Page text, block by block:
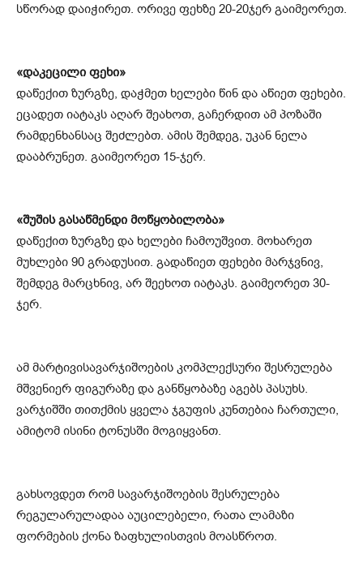
სწორად დაიჭირეთ. ორივე ფეხზე 20-20ჯერ გაიმეორეთ.
«დაკეცილი ფეხი»
დაწექით ზურგზე, დაჭმეთ ხელები წინ და აწიეთ ფეხები.
ეცადეთ იატაკს აღარ შეახოთ, გაჩერდით ამ პოზაში
რამდენხანსაც შეძლებთ. ამის შემდეგ, უკან ნელა
დააბრუნეთ. გაიმეორეთ 15-ჯერ.
«შუშის გასაწმენდი მოწყობილობა»
დაწექით ზურგზე და ხელები ჩამოუშვით. მოხარეთ
მუხლები 90 გრადუსით. გადაწიეთ ფეხები მარჯვნივ,
შემდეგ მარცხნივ, არ შეეხოთ იატაკს. გაიმეორეთ 30-
ჯერ.
ამ მარტივისავარჯიშოების კომპლექსური შესრულება
მშვენიერ ფიგურაზე და განწყობაზე აგებს პასუხს.
ვარჯიშში თითქმის ყველა ჯგუფის კუნთებია ჩართული,
ამიტომ ისინი ტონუსში მოგიყვანთ.
გახსოვდეთ რომ სავარჯიშოების შესრულება
რეგულარულადაა აუცილებელი, რათა ლამაზი
ფორმების ქონა ზაფხულისთვის მოასწროთ.